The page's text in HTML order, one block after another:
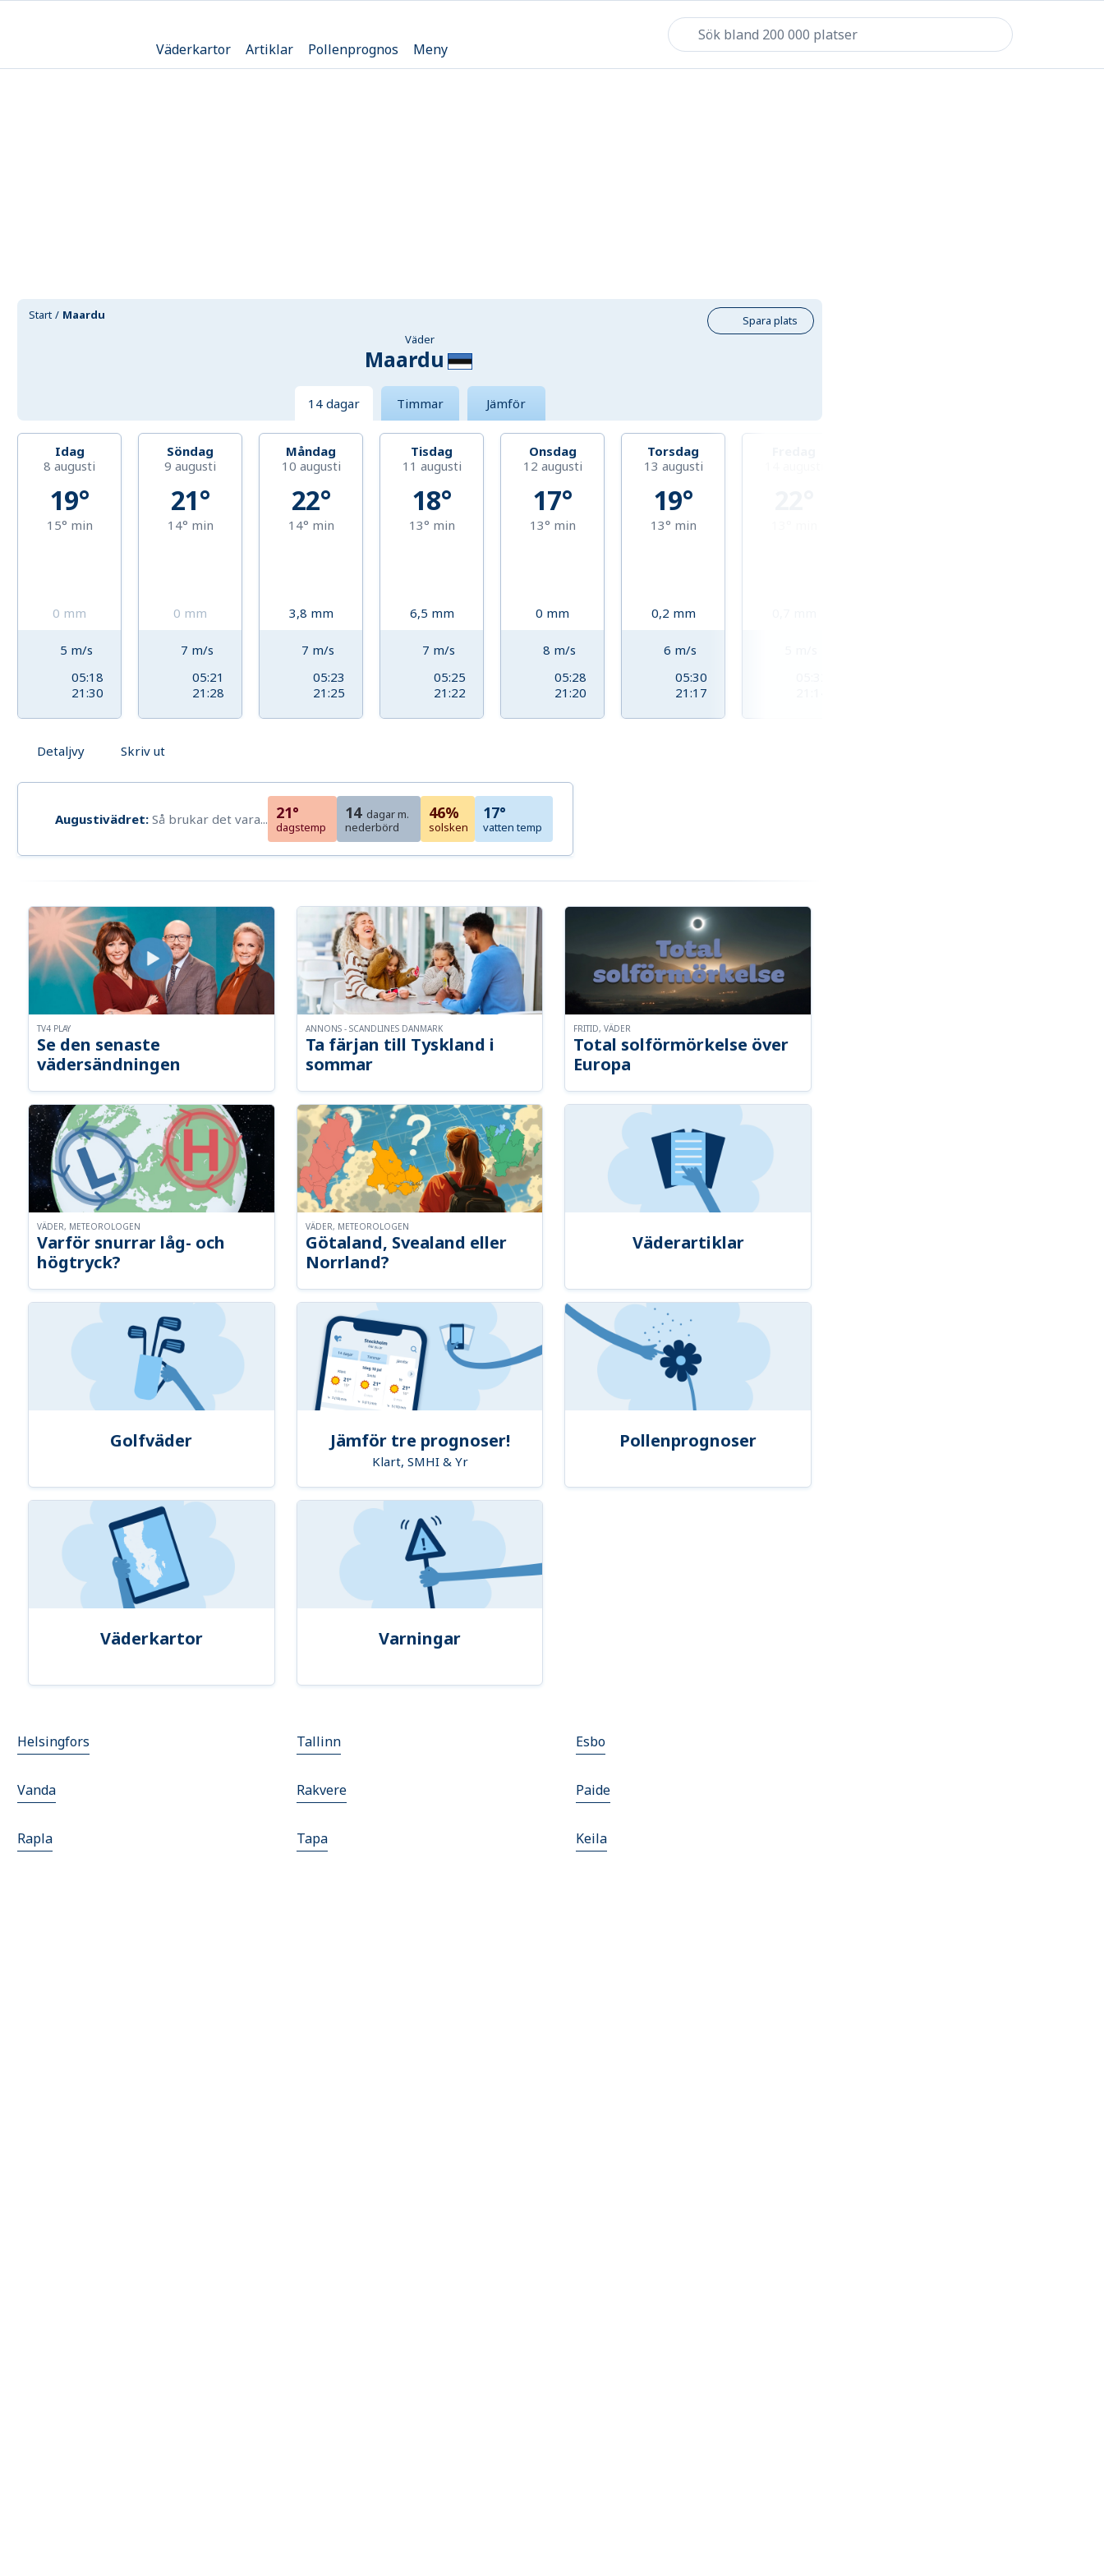
Väderkartor Artiklar Pollenprognos Meny
Start Maardu
Spara plats
Väder
Maardu
14 dagar Timmar Jämför
Idag
8 augusti
19°
15° min
0 mm
5 m/s
05:18
21:30
Söndag
9 augusti
21°
14° min
0 mm
7 m/s
05:21
21:28
Måndag
10 augusti
22°
14° min
3,8 mm
7 m/s
05:23
21:25
Tisdag
11 augusti
18°
13° min
6,5 mm
7 m/s
05:25
21:22
Onsdag
12 augusti
17°
13° min
0 mm
8 m/s
05:28
21:20
Torsdag
13 augusti
19°
13° min
0,2 mm
6 m/s
05:30
21:17
Detaljvy Skriv ut
Augustivädret: Så brukar det vara... 21°
dagstemp
14 dagar m.
nederbörd
46%
solsken
17°
vatten temp
Se den senaste
vädersändningen
TV4 PLAY
Ta färjan till Tyskland i
sommar
ANNONS - SCANDLINES DANMARK
Total solförmörkelse över
Europa
FRITID, VÄDER
Varför snurrar låg- och
högtryck?
VÄDER, METEOROLOGEN
Götaland, Svealand eller
Norrland?
VÄDER, METEOROLOGEN
Väderartiklar
Golfväder Jämför tre prognoser!
Klart, SMHI & Yr
Pollenprognoser
Väderkartor Varningar
Helsingfors Tallinn Esbo
Vanda Rakvere Paide
Rapla Tapa Keila